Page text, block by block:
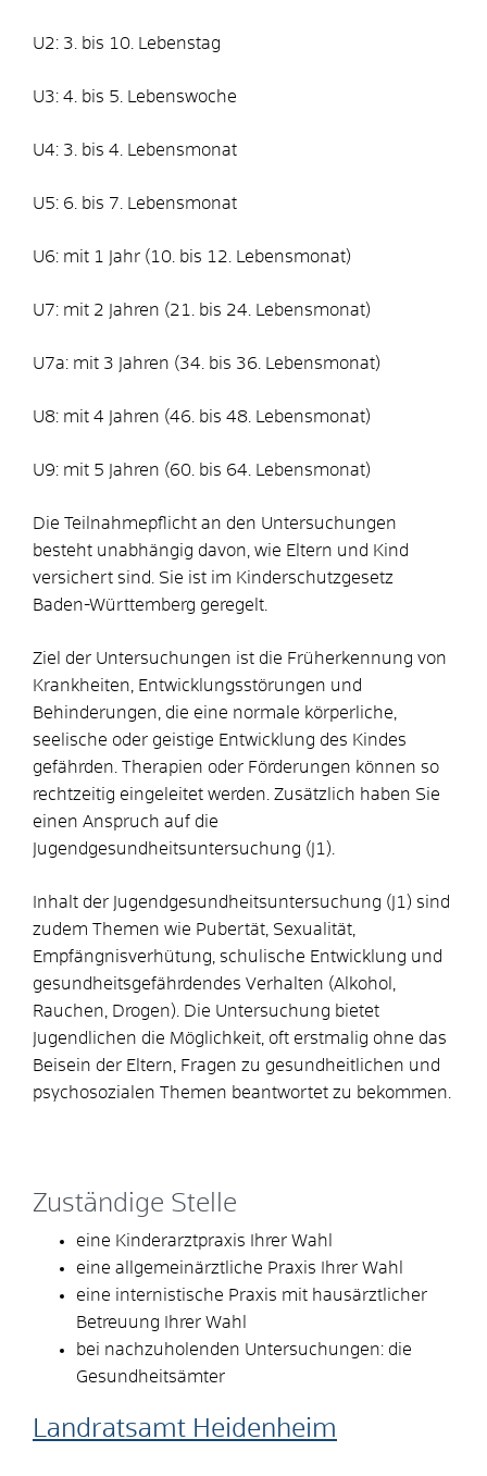
U2: 3. bis 10. Lebenstag
U3: 4. bis 5. Lebenswoche
U4: 3. bis 4. Lebensmonat
U5: 6. bis 7. Lebensmonat
U6: mit 1 Jahr (10. bis 12. Lebensmonat)
U7: mit 2 Jahren (21. bis 24. Lebensmonat)
U7a: mit 3 Jahren (34. bis 36. Lebensmonat)
U8: mit 4 Jahren (46. bis 48. Lebensmonat)
U9: mit 5 Jahren (60. bis 64. Lebensmonat)
Die Teilnahmepflicht an den Untersuchungen
besteht unabhängig davon, wie Eltern und Kind
versichert sind. Sie ist im Kinderschutzgesetz
Baden-Württemberg geregelt.
Ziel der Untersuchungen ist die Früherkennung von
Krankheiten, Entwicklungsstörungen und
Behinderungen, die eine normale körperliche,
seelische oder geistige Entwicklung des Kindes
gefährden. Therapien oder Förderungen können so
rechtzeitig eingeleitet werden. Zusätzlich haben Sie
einen Anspruch auf die
Jugendgesundheitsuntersuchung (J1).
Inhalt der Jugendgesundheitsuntersuchung (J1) sind
zudem Themen wie Pubertät, Sexualität,
Empfängnisverhütung, schulische Entwicklung und
gesundheitsgefährdendes Verhalten (Alkohol,
Rauchen, Drogen). Die Untersuchung bietet
Jugendlichen die Möglichkeit, oft erstmalig ohne das
Beisein der Eltern, Fragen zu gesundheitlichen und
psychosozialen Themen beantwortet zu bekommen.
Zuständige Stelle
eine Kinderarztpraxis Ihrer Wahl
eine allgemeinärztliche Praxis Ihrer Wahl
eine internistische Praxis mit hausärztlicher
Betreuung Ihrer Wahl
bei nachzuholenden Untersuchungen: die
Gesundheitsämter
Landratsamt Heidenheim